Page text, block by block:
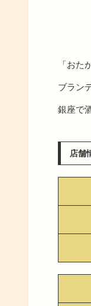
「おた
ブラン
銀座で
店舗